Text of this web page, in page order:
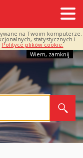
na Twoim komputerze.
statystycznych i
Polityce plików cookie.
Wiem, zamknij